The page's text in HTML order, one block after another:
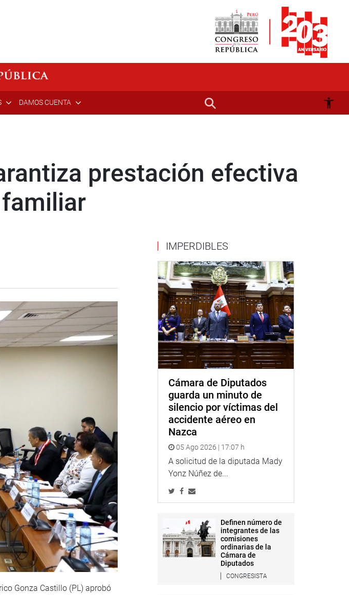
DAMOS CUENTA
prestación efectiva
Gonza Castillo (PL) aprobó
IMPERDIBLES
Cámara de Diputados
guarda un minuto de
silencio por víctimas del
accidente aéreo en
Nazca
05 Ago 2026 | 17:07 h
A solicitud de la diputada Mady
Yonz Núñez de...
Definen número de
integrantes de las
comisiones
ordinarias de la
Cámara de
Diputados
CONGRESISTA